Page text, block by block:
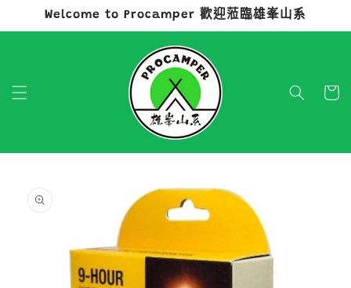
跳至內容
Welcome to Procamper 歡迎蒞臨雄峯山系
物
資訊